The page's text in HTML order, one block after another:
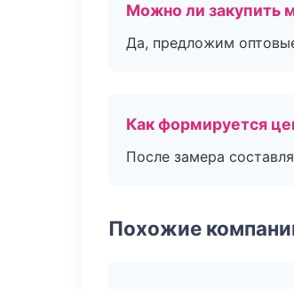
Можно ли закупить
Да, предложим
Как формируется
После замера
Похожие